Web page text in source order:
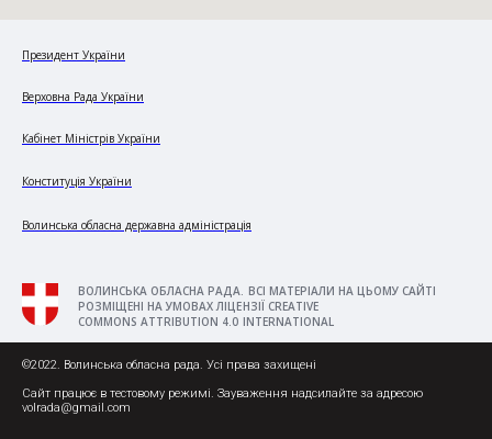
Президент України
Верховна Рада України
Кабінет Міністрів України
Конституція України
Волинська обласна державна адміністрація
ВОЛИНСЬКА ОБЛАСНА РАДА. ВСІ МАТЕРІАЛИ НА ЦЬОМУ САЙТІ
РОЗМІЩЕНІ НА УМОВАХ ЛІЦЕНЗІЇ CREATIVE
COMMONS ATTRIBUTION 4.0 INTERNATIONAL
©2022. Волинська обласна рада. Усі права захищені
Сайт працює в тестовому режимі. Зауваження надсилайте за адресою
volrada@gmail.com